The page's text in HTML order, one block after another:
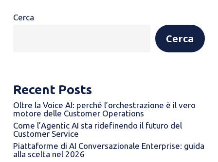
Cerca
Cerca
Recent Posts
Oltre la Voice AI: perché l’orchestrazione è il vero
motore delle Customer Operations
Come l’Agentic AI sta ridefinendo il futuro del
Customer Service
Piattaforme di AI Conversazionale Enterprise: guida
alla scelta nel 2026